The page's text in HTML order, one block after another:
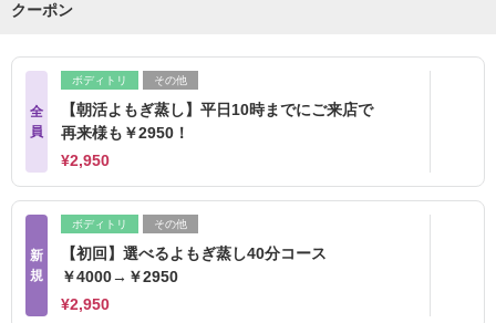
クーポン
全
員
ボディトリ その他
【朝活よもぎ蒸し】平日10時までにご来店で
再来様も￥2950！
¥2,950
新
規
ボディトリ その他
【初回】選べるよもぎ蒸し40分コース
￥4000→￥2950
¥2,950